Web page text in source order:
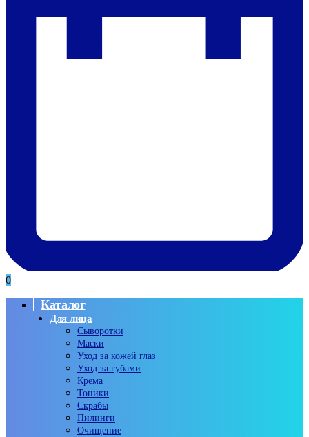
0
Каталог
Для лица
Сыворотки
Маски
Уход за кожей глаз
Уход за губами
Крема
Тоники
Скрабы
Пилинги
Очищение